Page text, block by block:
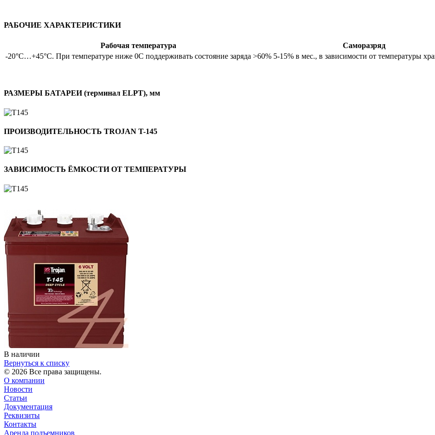
РАБОЧИЕ ХАРАКТЕРИСТИКИ
Рабочая температура
Саморазряд
-20°C…+45°C. При температуре ниже 0С поддерживать состояние заряда >60% 5-15% в мес., в зависимости от температуры
РАЗМЕРЫ БАТАРЕИ (терминал ELPT), мм
ПРОИЗВОДИТЕЛЬНОСТЬ TROJAN T-145
ЗАВИСИМОСТЬ ЁМКОСТИ ОТ ТЕМПЕРАТУРЫ
В наличии
Вернуться к списку
© 2026 Все права защищены.
О компании
Новости
Статьи
Документация
Реквизиты
Контакты
Аренда подъемников